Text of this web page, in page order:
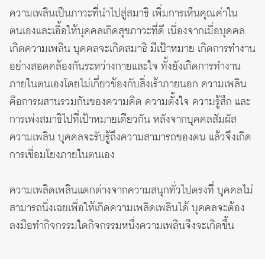
ความเพลินเป็นภาวะที่นำไปสู่สมาธิ เพิ่มการเห็นคุณค่าใน
ตนเองและเอื้อให้บุคคลเกิดสุขภาวะที่ดี เนื่องจากเมื่อบุคคล
เกิดความเพลิน บุคคลจะเกิดสมาธิ มีเป้าหมาย เกิดการทำงาน
อย่างสอดคล้องกันระหว่างกายและใจ ทั้งยังเกิดการทำงาน
ภายในตนเองโดยไม่เกี่ยวข้องกับสิ่งเร้าภายนอก ความเพลิน
คือการผสานรวมกันของความคิด ความตั้งใจ ความรู้สึก และ
การเพ่งสมาธิไปที่เป้าหมายเดียวกัน หลังจากบุคคลสัมผัส
ความเพลิน บุคคลจะรับรู้ถึงความสามารถของตน แล้วจึงเกิด
การเชื่อมโยงภายในตนเอง
ความเพลิดเพลินแตกต่างจากความสนุกทั่วไปตรงที่ บุคคลไม่
สามารถนิ่งเฉยเพื่อให้เกิดความเพลิดเพลินได้ บุคคลจะต้อง
ลงมือทำกิจกรรมใดกิจกรรมหนึ่งความเพลินจึงจะเกิดขึ้น